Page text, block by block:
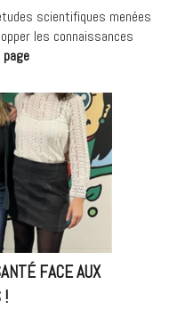
scientifiques menées
les connaissances
page« Unité
Recherche
Clinique
au
Médipôle
Mutualiste »
FACE AUX
!